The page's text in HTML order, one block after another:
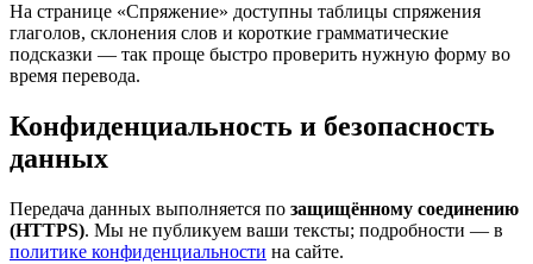
На странице «Спряжение» доступны таблицы спряжения
глаголов, склонения слов и короткие грамматические
подсказки — так проще быстро проверить нужную форму во
время перевода.
Конфиденциальность и безопасность
данных
Передача данных выполняется по защищённому соединению
(HTTPS). Мы не публикуем ваши тексты; подробности — в
политике конфиденциальности на сайте.